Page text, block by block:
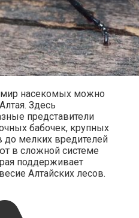
мир насекомых можно
Здесь
представители
бабочек, крупных
до мелких вредителей
в сложной системе
поддерживает
Алтайских лесов.